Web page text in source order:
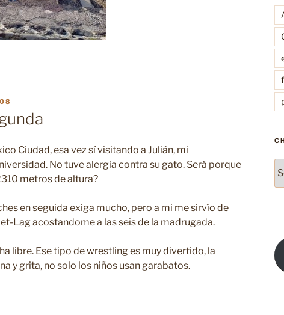
Ciudad, esa vez sí visitando a Julián, mi
No tuve alergia contra su gato. Será porque
metros de altura?
en seguida exiga mucho, pero a mi me sirvío de
Lag acostandome a las seis de la madrugada.
libre. Ese tipo de wrestling es muy divertido, la
y grita, no solo los niños usan garabatos.
to